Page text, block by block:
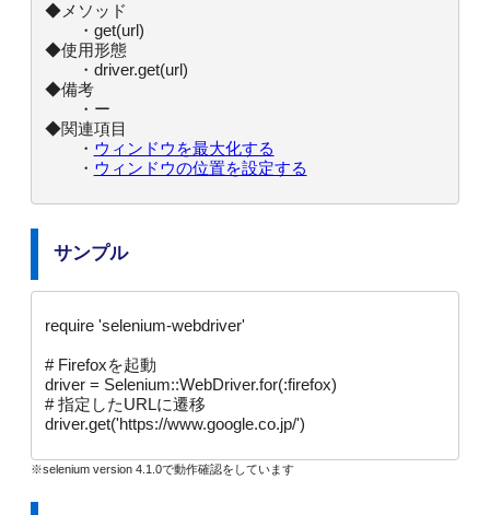
◆メソッド
・get(url)
◆使用形態
・driver.get(url)
◆備考
・ー
◆関連項目
・ ウィンドウを最大化する
・ ウィンドウの位置を設定する
サンプル
require 'selenium-webdriver'
# Firefoxを起動
driver = Selenium::WebDriver.for(:firefox)
# 指定したURLに遷移
driver.get('https://www.google.co.jp/')
※selenium version 4.1.0で動作確認をしています